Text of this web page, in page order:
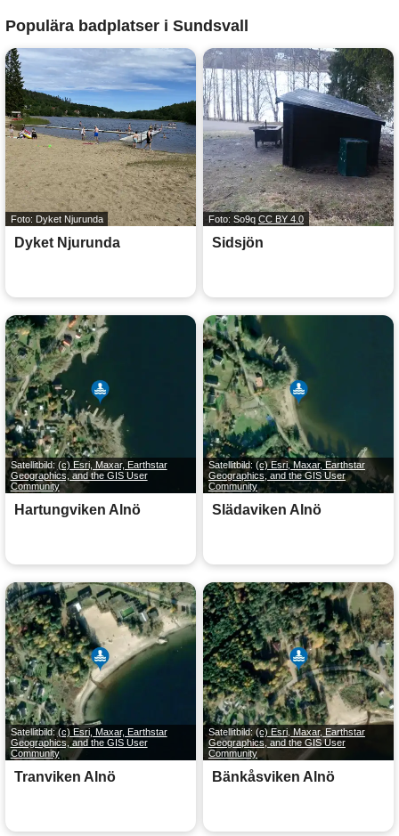
Populära badplatser i Sundsvall
Foto: Dyket Njurunda
Dyket Njurunda
Foto: So9q CC BY 4.0
Sidsjön
Satellitbild: (c) Esri, Maxar, Earthstar
Geographics, and the GIS User
Community
Hartungviken Alnö
Satellitbild:(c) Esri, Maxar, Earthstar
Geographics, and the GIS User
Community
Slädaviken Alnö
Satellitbild:(c) Esri, Maxar, Earthstar
Geographics, and the GIS User
Community
Tranviken Alnö
Satellitbild: (c) Esri, Maxar, Earthstar
Geographics, and the GIS User
Community
Bänkåsviken Alnö